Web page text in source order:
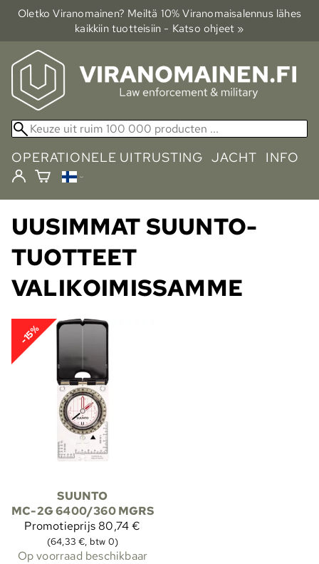
Oletko Viranomainen? Meiltä 10% Viranomais­alennus lähes
kaikkiin tuotteisiin - Katso ohjeet »
OPERATIONELE UITRUSTING JACHT INFO
UUSIMMAT SUUNTO-
TUOTTEET
VALIKOIMISSAMME
-15%
SUUNTO
MC-2G 6400/360 MGRS
Promotieprijs 80,74 €
(64,33 €, btw 0)
Op voorraad beschikbaar